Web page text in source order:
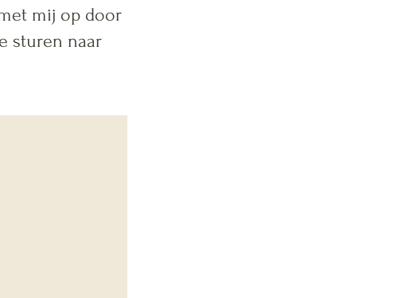
mij op door
sturen naar